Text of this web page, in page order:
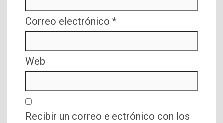
Correo electrónico *
Web
Recibir un correo electrónico con los